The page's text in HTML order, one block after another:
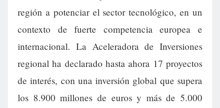
región a potenciar el sector tecnológico, en un
contexto de fuerte competencia europea e
internacional. La Aceleradora de Inversiones
regional ha declarado hasta ahora 17 proyectos
de interés, con una inversión global que supera
los 8.900 millones de euros y más de 5.000